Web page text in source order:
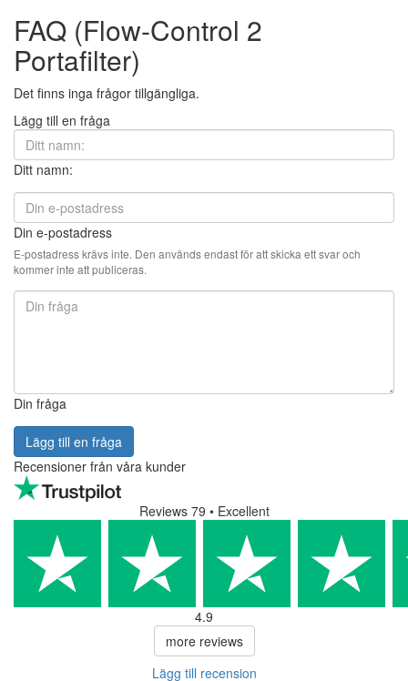
FAQ (Flow-Control 2
Portafilter)
Det finns inga frågor tillgängliga.
Lägg till en fråga
Ditt namn:
Din e-postadress
E-postadress krävs inte. Den används endast för att skicka ett svar och
kommer inte att publiceras.
Din fråga
Lägg till en fråga
Recensioner från våra kunder
Reviews 79 • Excellent
4.9
more reviews
Lägg till recension